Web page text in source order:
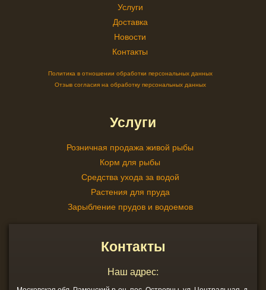
Услуги
Доставка
Новости
Контакты
Политика в отношении обработки персональных данных
Отзыв согласия на обработку персональных данных
Услуги
Розничная продажа живой рыбы
Корм для рыбы
Средства ухода за водой
Растения для пруда
Зарыбление прудов и водоемов
Контакты
Наш адрес: